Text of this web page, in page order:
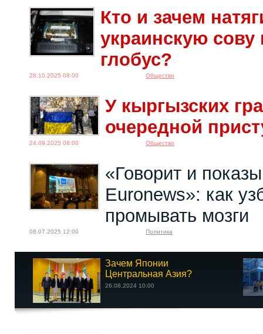
Кто и зачем
украинскую сову
глобус?
28.10.2025 08:00 Общество
У кыргызских
очередной
24.09.2025 08:00 Общество
«Говорит и
Euronews»: как
промывать мозги
08.07.2025 12:00 Политика
Зачем Японии
Центральная Азия?
26.08.2024 10:00